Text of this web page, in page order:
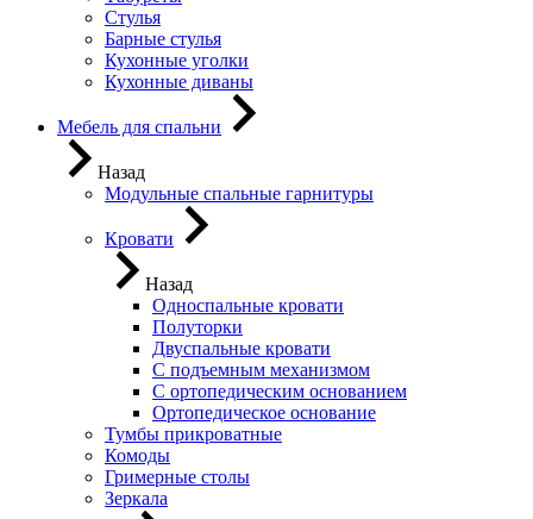
Стулья
Барные стулья
Кухонные уголки
Кухонные диваны
Мебель для спальни
Назад
Модульные спальные гарнитуры
Кровати
Назад
Односпальные кровати
Полуторки
Двуспальные кровати
С подъемным механизмом
С ортопедическим основанием
Ортопедическое основание
Тумбы прикроватные
Комоды
Гримерные столы
Зеркала